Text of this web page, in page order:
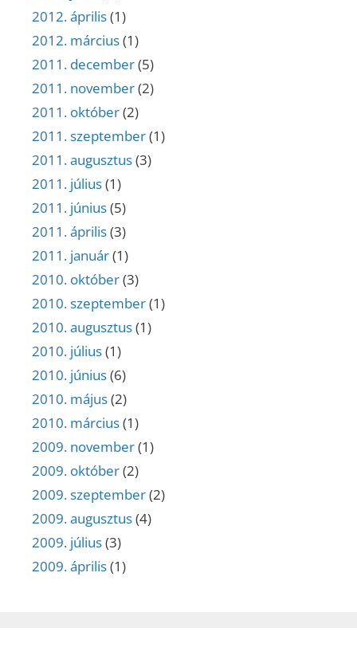
2012. április(1)
2012. március(1)
2011. december(5)
2011. november(2)
2011. október(2)
2011. szeptember(1)
2011. augusztus(3)
2011. július(1)
2011. június(5)
2011. április(3)
2011. január(1)
2010. október(3)
2010. szeptember(1)
2010. augusztus(1)
2010. július(1)
2010. június(6)
2010. május(2)
2010. március(1)
2009. november(1)
2009. október(2)
2009. szeptember(2)
2009. augusztus(4)
2009. július(3)
2009. április(1)